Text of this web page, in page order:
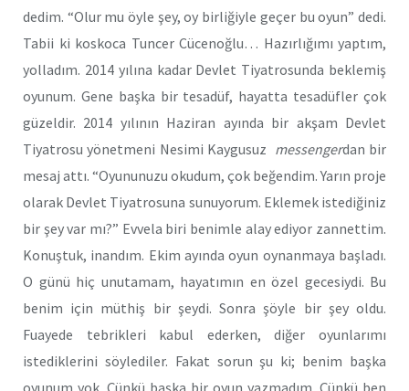
dedim. “Olur mu öyle şey, oy birliğiyle geçer bu oyun” dedi.
Tabii ki koskoca Tuncer Cücenoğlu… Hazırlığımı yaptım,
yolladım. 2014 yılına kadar Devlet Tiyatrosunda beklemiş
oyunum. Gene başka bir tesadüf, hayatta tesadüfler çok
güzeldir. 2014 yılının Haziran ayında bir akşam Devlet
Tiyatrosu yönetmeni Nesimi Kaygusuz messengerdan bir
mesaj attı. “Oyununuzu okudum, çok beğendim. Yarın proje
olarak Devlet Tiyatrosuna sunuyorum. Eklemek istediğiniz
bir şey var mı?” Evvela biri benimle alay ediyor zannettim.
Konuştuk, inandım. Ekim ayında oyun oynanmaya başladı.
O günü hiç unutamam, hayatımın en özel gecesiydi. Bu
benim için müthiş bir şeydi. Sonra şöyle bir şey oldu.
Fuayede tebrikleri kabul ederken, diğer oyunlarımı
istediklerini söylediler. Fakat sorun şu ki; benim başka
oyunum yok. Çünkü başka bir oyun yazmadım. Çünkü ben